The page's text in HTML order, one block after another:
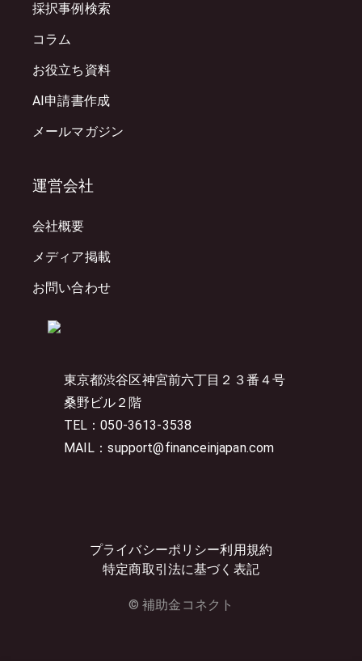
東京都渋谷区神宮前六丁目２３番４号
桑野ビル２階
TEL：050-3613-3538
MAIL：support@financeinjapan.com
プライバシーポリシー利用規約
特定商取引法に基づく表記
© 補助金コネクト
採択事例検索
コラム
お役立ち資料
AI申請書作成
メールマガジン
運営会社
会社概要
メディア掲載
お問い合わせ